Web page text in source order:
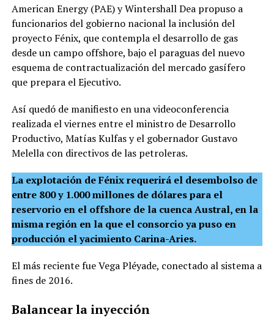
American Energy (PAE) y Wintershall Dea propuso a
funcionarios del gobierno nacional la inclusión del
proyecto Fénix, que contempla el desarrollo de gas
desde un campo offshore, bajo el paraguas del nuevo
esquema de contractualización del mercado gasífero
que prepara el Ejecutivo.
Así quedó de manifiesto en una videoconferencia
realizada el viernes entre el ministro de Desarrollo
Productivo, Matías Kulfas y el gobernador Gustavo
Melella con directivos de las petroleras.
La explotación de Fénix requerirá el desembolso de
entre 800 y 1.000 millones de dólares para el
reservorio en el offshore de la cuenca Austral, en la
misma región en la que el consorcio ya puso en
producción el yacimiento Carina-Aries.
El más reciente fue Vega Pléyade, conectado al sistema a
fines de 2016.
Balancear la inyección